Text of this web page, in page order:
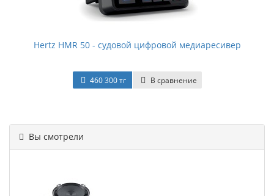
Hertz HMR 50 - судовой цифровой медиаресивер
460 300 тг В сравнение
Вы смотрели